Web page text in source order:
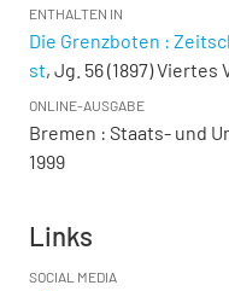
ENTHALTEN IN
Die Grenzboten :
st, Jg. 56 (1897)
ONLINE-AUSGABE
Bremen : Staats- und
1999
Links
SOCIAL MEDIA